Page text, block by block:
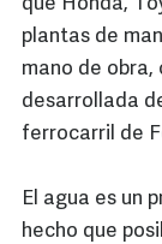
que Honda,
plantas de
mano de obra,
desarrollada
ferrocarril de
El agua es un
hecho que